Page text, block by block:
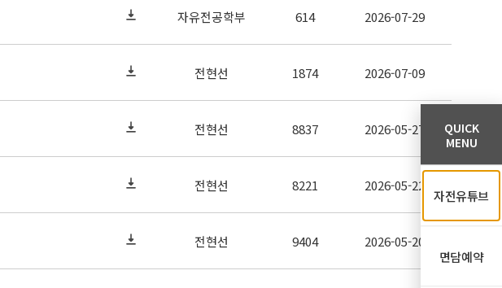
자유전공학부 614 2026-07-29
전현선 1874 2026-07-09
전현선 8837 2026-05-27
전현선 8221 2026-05-22
전현선 9404 2026-05-20
QUICK
MENU
자전유튜브
면담예약